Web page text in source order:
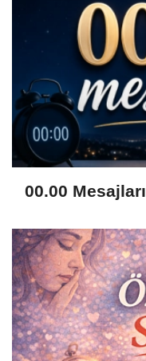
00.00 Mesajları